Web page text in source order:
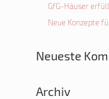
GfG-Häuser
Neue Konzepte
Neueste
Archiv